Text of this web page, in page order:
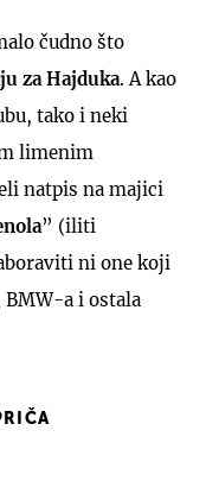
čudno što
za Hajduka. A kao
tako i neki
limenim
natpis na majici
” (iliti
ni one koji
BMW-a i ostala